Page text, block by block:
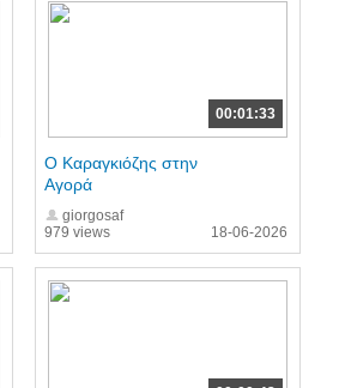
00:01:33
979 views
Ο Καραγκιόζης στην
Αγορά
giorgosaf
18-06-2026